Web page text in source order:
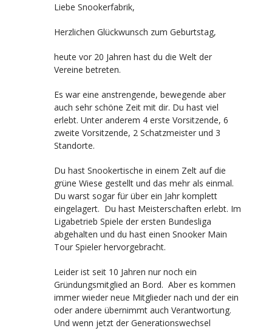
Liebe Snookerfabrik,
Herzlichen Glückwunsch zum Geburtstag,
heute vor 20 Jahren hast du die Welt der
Vereine betreten.
Es war eine anstrengende, bewegende aber
auch sehr schöne Zeit mit dir. Du hast viel
erlebt. Unter anderem 4 erste Vorsitzende, 6
zweite Vorsitzende, 2 Schatzmeister und 3
Standorte.
Du hast Snookertische in einem Zelt auf die
grüne Wiese gestellt und das mehr als einmal.
Du warst sogar für über ein Jahr komplett
eingelagert. Du hast Meisterschaften erlebt. Im
Ligabetrieb Spiele der ersten Bundesliga
abgehalten und du hast einen Snooker Main
Tour Spieler hervorgebracht.
Leider ist seit 10 Jahren nur noch ein
Gründungsmitglied an Bord. Aber es kommen
immer wieder neue Mitglieder nach und der ein
oder andere übernimmt auch Verantwortung.
Und wenn jetzt der Generationswechsel